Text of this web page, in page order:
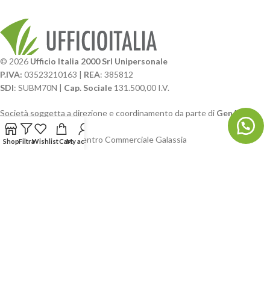
© 2026 Ufficio Italia 2000 Srl Unipersonale
P.IVA: 03523210163 | REA: 385812
SDI: SUBM70N | Cap. Sociale 131.500,00 I.V.
Società soggetta a direzione e coordinamento da parte di GenALFA
Holding srl
Via A. Ponti n. 4 – Centro Commerciale Galassia
ShopFiltraWishlistCartMy account